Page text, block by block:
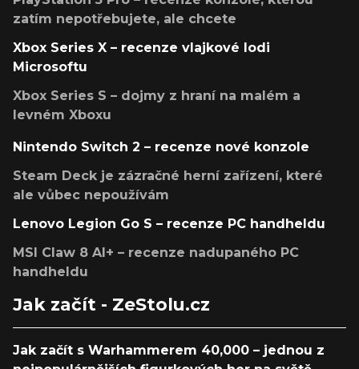
zatím nepotřebujete, ale chcete
Xbox Series X – recenze vlajkové lodi
Microsoftu
Xbox Series S – dojmy z hraní na malém a
levném Xboxu
Nintendo Switch 2 – recenze nové konzole
Steam Deck je zázračné herní zařízení, které
ale vůbec nepoužívám
Lenovo Legion Go S – recenze PC handheldu
MSI Claw 8 AI+ – recenze nadupaného PC
handheldu
Jak začít - ZeStolu.cz
Jak začít s Warhammerem 40,000 – jednou z